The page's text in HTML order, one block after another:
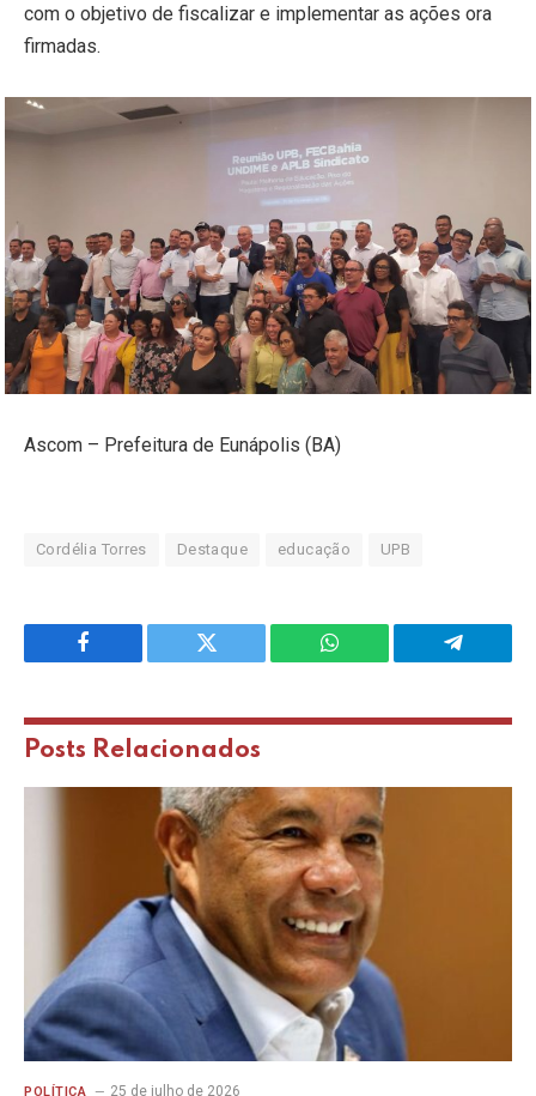
com o objetivo de fiscalizar e implementar as ações ora
firmadas.
Ascom – Prefeitura de Eunápolis (BA)
Cordélia Torres Destaque educação UPB
Facebook Twitter WhatsApp Telegram
Posts Relacionados
POLÍTICA 25 de julho de 2026